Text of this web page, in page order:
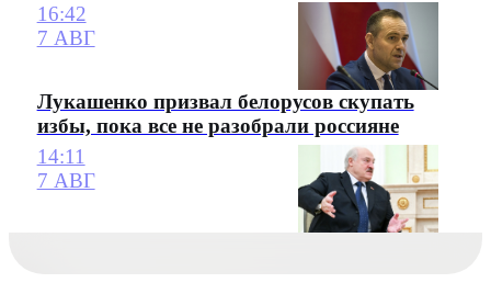
16:42
7 АВГ
Лукашенко призвал белорусов скупать
избы, пока все не разобрали россияне
14:11
7 АВГ